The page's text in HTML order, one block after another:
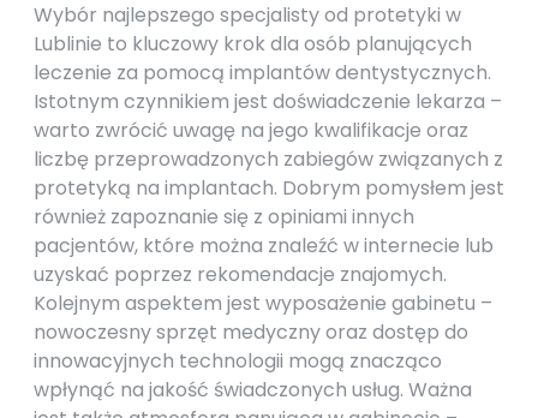
Wybór najlepszego specjalisty od protetyki w
Lublinie to kluczowy krok dla osób planujących
leczenie za pomocą implantów dentystycznych.
Istotnym czynnikiem jest doświadczenie lekarza –
warto zwrócić uwagę na jego kwalifikacje oraz
liczbę przeprowadzonych zabiegów związanych z
protetyką na implantach. Dobrym pomysłem jest
również zapoznanie się z opiniami innych
pacjentów, które można znaleźć w internecie lub
uzyskać poprzez rekomendacje znajomych.
Kolejnym aspektem jest wyposażenie gabinetu –
nowoczesny sprzęt medyczny oraz dostęp do
innowacyjnych technologii mogą znacząco
wpłynąć na jakość świadczonych usług. Ważna